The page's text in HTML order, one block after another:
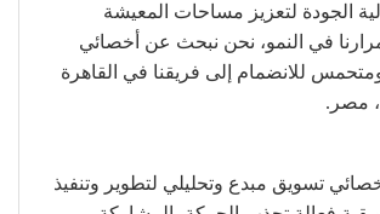
الجودة لتعزيز مساحات المعيشة
في النمو، نحن نبحث عن أخصائي
للانضمام إلى فريقنا في القاهرة
مصر.
تسويق مبدع وتحليلي لتطوير وتنفيذ